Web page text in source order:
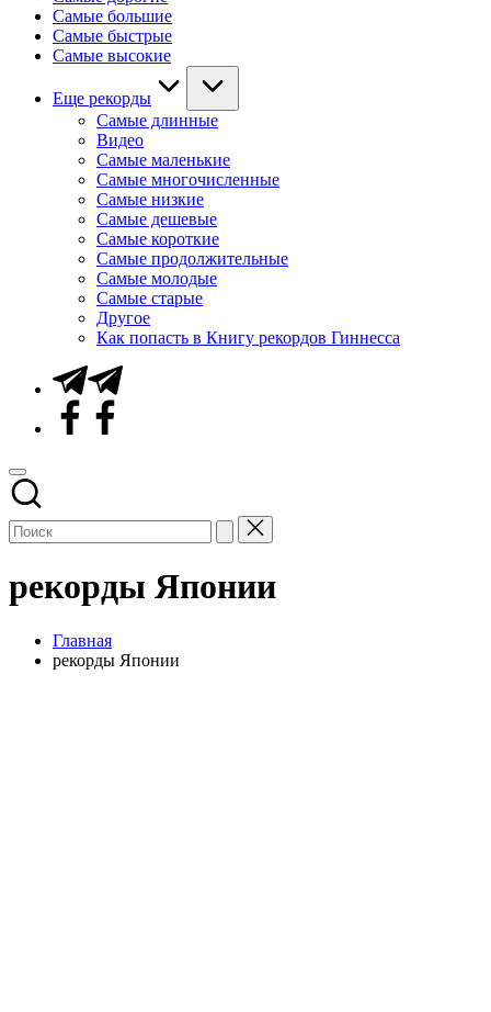
Самые большие
Самые быстрые
Самые высокие
Еще рекорды
Самые длинные
Видео
Самые маленькие
Самые многочисленные
Самые низкие
Самые дешевые
Самые короткие
Самые продолжительные
Самые молодые
Самые старые
Другое
Как попасть в Книгу рекордов Гиннесса
Telegram
Facebook
рекорды Японии
Главная
рекорды Японии